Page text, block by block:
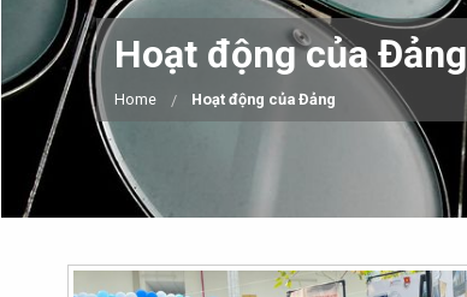
Hoạt động của Đảng
Home Hoạt động của Đảng